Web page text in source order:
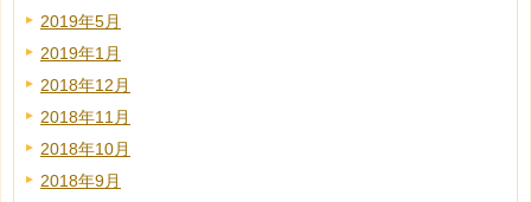
2019年5月
2019年1月
2018年12月
2018年11月
2018年10月
2018年9月